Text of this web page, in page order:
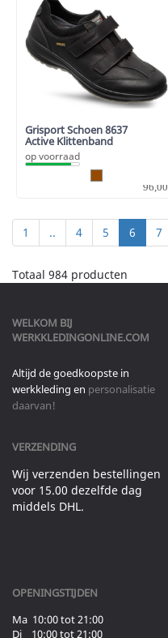
Grisport Schoen 8637
Active Klittenband
op voorraad
96,00
1 .. 4 5 6 7
Totaal 984 producten
WELKOM BIJ
WERKKLEDINGONLINE.COM
Altijd de goedkoopste in
werkkleding en personalisatie
daarvan!
VERZENDING
Wij verzenden bestellingen
voor 15.00 dezelfde dag
middels DHL.
OPENINGSTIJDEN
Ma 10:00 tot 21:00
Di 10:00 tot 21:00